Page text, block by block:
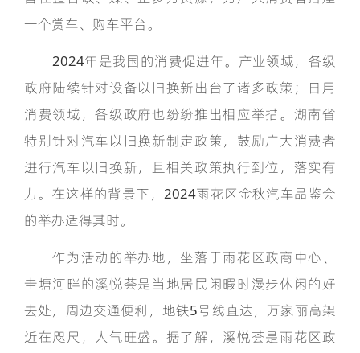
一个赏车、购车平台。
2024年是我国的消费促进年。产业领域，各级
政府陆续针对设备以旧换新出台了诸多政策；日用
消费领域，各级政府也纷纷推出相应举措。湖南省
特别针对汽车以旧换新制定政策，鼓励广大消费者
进行汽车以旧换新，且相关政策执行到位，落实有
力。在这样的背景下，2024雨花区金秋汽车品鉴会
的举办适得其时。
作为活动的举办地，坐落于雨花区政商中心、
圭塘河畔的溪悦荟是当地居民闲暇时漫步休闲的好
去处，周边交通便利，地铁5号线直达，万家丽高架
近在咫尺，人气旺盛。据了解，溪悦荟是雨花区政